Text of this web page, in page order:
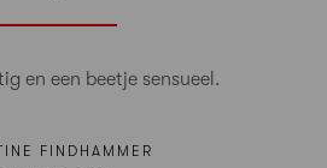
en een beetje sensueel.
FINDHAMMER